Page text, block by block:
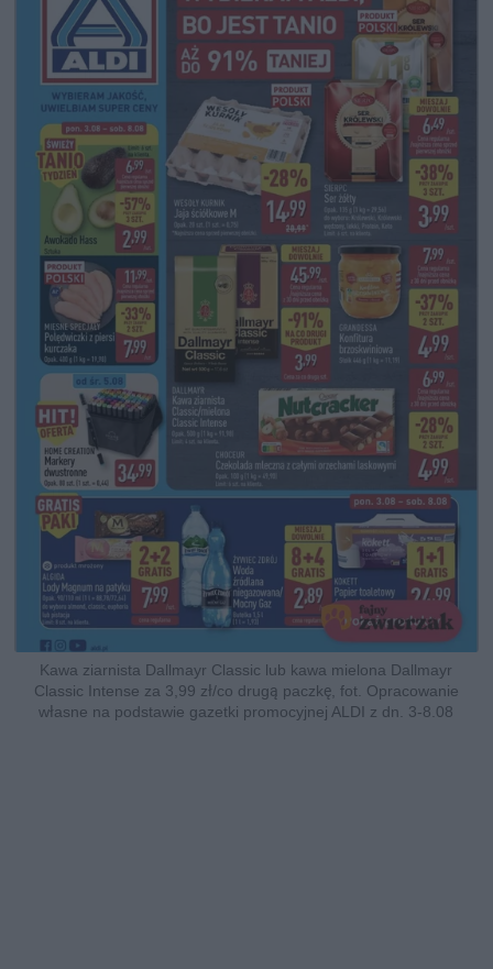
Kawa ziarnista Dallmayr Classic lub kawa mielona Dallmayr
Classic Intense za 3,99 zł/co drugą paczkę, fot. Opracowanie
własne na podstawie gazetki promocyjnej ALDI z dn. 3-8.08